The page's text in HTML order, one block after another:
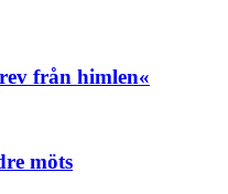
från himlen«
möts